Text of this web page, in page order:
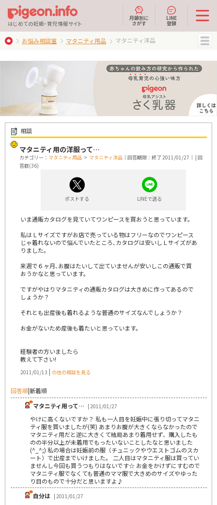
はじめての妊娠・育児情報サイト
月齢別に
さがす
LINE
登録
お悩み相談室 マタニティ用品 マタニティ洋品
相談
マタニティ用の洋服って…
カテゴリー： マタニティ用品 > マタニティ洋品 ｜回答期限：終了 2011/01/27｜ | 回
答数(36)
ポストする LINEで送る
いま通販カタログを見ていてワンピースを買おうと思っています。
私はＬサイズですがお店で売っている物はフリーなのでワンピース
じゃ着れないので悩んでいたところ､カタログは安いしＬサイズがあ
りました。
来週で６ヶ月､お腹はたいして出ていませんが安いしこの通販で買
おうかなと思っています。
ですがやはりマタニティの通販カタログは大きめに作ってあるので
しょうか？
それとも出産後も着れるような普通のサイズなんでしょうか？
お金がないため産後も着たいと思っています。
経験者の方いましたら
教えて下さい!
2011/01/13 | の他の相談を見る
回答順|新着順
マタニティ用って… | 2011/01/27
やけに高くないですか？ 私も一人目を妊娠中に張り切ってマタニ
ティ服を買いましたが(笑) あまりお腹が大きくならなかったので
マタニティ用だと逆に大きくて結局あまり着用せず、購入したも
のの半分以上が未着用でもったいないことしたなと思いました
(^_^;) 私の場合は妊娠前の服（チュニックやウエストゴムのスカ
ート）で出産までいけました。 二人目はマタニティ服は買ってい
ませんし今回も買うつもりはないです☆ お金をかけずにすむので
マタニティ服でなくても普通のママ服で大きめのサイズやゆった
り目のもので十分だと思いますよ♪
自分は | 2011/01/27